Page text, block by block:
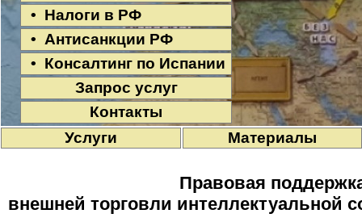
• Налоги в РФ
• Антисанкции РФ
• Консалтинг по Испании
Запрос услуг
Контакты
Услуги
Материалы
Правовая
внешней торговли интеллектуальной